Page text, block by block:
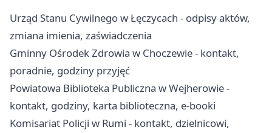
Urząd Stanu Cywilnego w Łęczycach - odpisy aktów,
zmiana imienia, zaświadczenia
Gminny Ośrodek Zdrowia w Choczewie - kontakt,
poradnie, godziny przyjęć
Powiatowa Biblioteka Publiczna w Wejherowie -
kontakt, godziny, karta biblioteczna, e-booki
Komisariat Policji w Rumi - kontakt, dzielnicowi,